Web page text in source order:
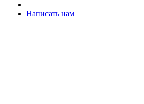
Написать нам